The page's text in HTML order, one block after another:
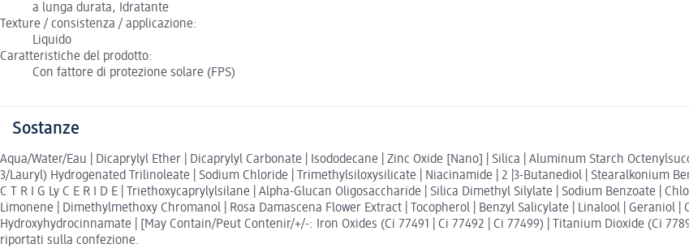
a lunga durata, Idratante
Texture / consistenza / applicazione:
Liquido
Caratteristiche del prodotto:
Con fattore di protezione solare (FPS)
Sostanze
Aqua/Water/Eau | Dicaprylyl Ether | Dicaprylyl Carbonate | Isododecane | Zinc Oxide [Nano] | Silica | Aluminum Starch
3/Lauryl) Hydrogenated Trilinoleate | Sodium Chloride | Trimethylsiloxysilicate | Niacinamide | 2 |3-Butanediol | Stearalkonium
C T R I G Ly C E R I D E | Triethoxycaprylylsilane | Alpha-Glucan Oligosaccharide | Silica Dimethyl Silylate | Sodium Benzoate |
Limonene | Dimethylmethoxy Chromanol | Rosa Damascena Flower Extract | Tocopherol | Benzyl Salicylate | Linalool |
Hydroxyhydrocinnamate | [May Contain/Peut Contenir/+/-: Iron Oxides (Ci 77491 | Ci 77492 | Ci 77499) | Titanium Dioxide (Ci
riportati sulla confezione.